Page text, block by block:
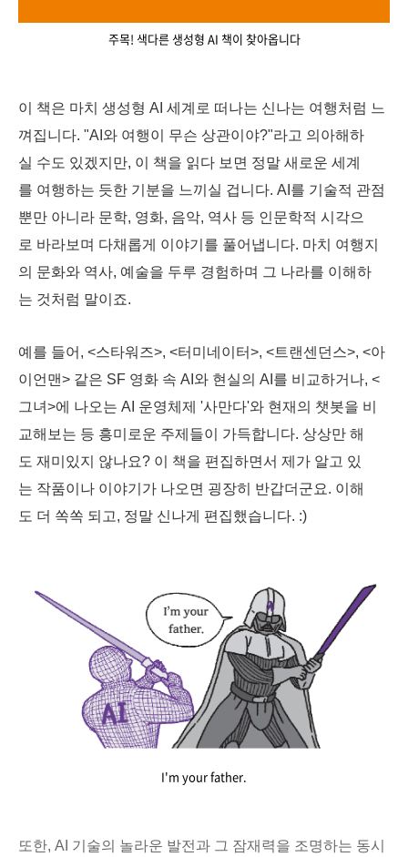
주목! 색다른 생성형 AI 책이 찾아옵니다
이 책은 마치 생성형 AI 세계로 떠나는 신나는 여행처럼 느
껴집니다. "AI와 여행이 무슨 상관이야?"라고 의아해하
실 수도 있겠지만, 이 책을 읽다 보면 정말 새로운 세계
를 여행하는 듯한 기분을 느끼실 겁니다. AI를 기술적 관점
뿐만 아니라 문학, 영화, 음악, 역사 등 인문학적 시각으
로 바라보며 다채롭게 이야기를 풀어냅니다. 마치 여행지
의 문화와 역사, 예술을 두루 경험하며 그 나라를 이해하
는 것처럼 말이죠.
예를 들어, <스타워즈>, <터미네이터>, <트랜센던스>, <아
이언맨> 같은 SF 영화 속 AI와 현실의 AI를 비교하거나, <
그녀>에 나오는 AI 운영체제 '사만다'와 현재의 챗봇을 비
교해보는 등 흥미로운 주제들이 가득합니다. 상상만 해
도 재미있지 않나요? 이 책을 편집하면서 제가 알고 있
는 작품이나 이야기가 나오면 굉장히 반갑더군요. 이해
도 더 쏙쏙 되고, 정말 신나게 편집했습니다. :)
I'm your father.
또한, AI 기술의 놀라운 발전과 그 잠재력을 조명하는 동시